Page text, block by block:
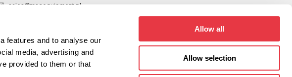
features and to analyse our
media, advertising and
provided to them or that
Allow all
Allow selection
sales@msgequipment.pl
Szkolenie